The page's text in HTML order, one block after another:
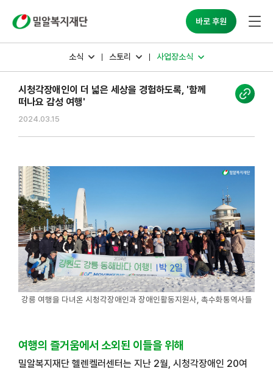
바로 후원
소식 스토리 사업장소식
시청각장애인이 더 넓은 세상을 경험하도록, '함께
떠나요 감성 여행'
2024.03.15
강릉 여행을 다녀온 시청각장애인과 장애인활동지원사, 촉수화통역사들
여행의 즐거움에서 소외된 이들을 위해
밀알복지재단 헬렌켈러센터는 지난 2월, 시청각장애인 20여